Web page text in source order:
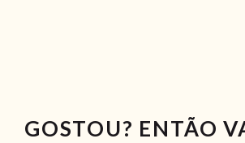
GOSTOU? ENTÃO